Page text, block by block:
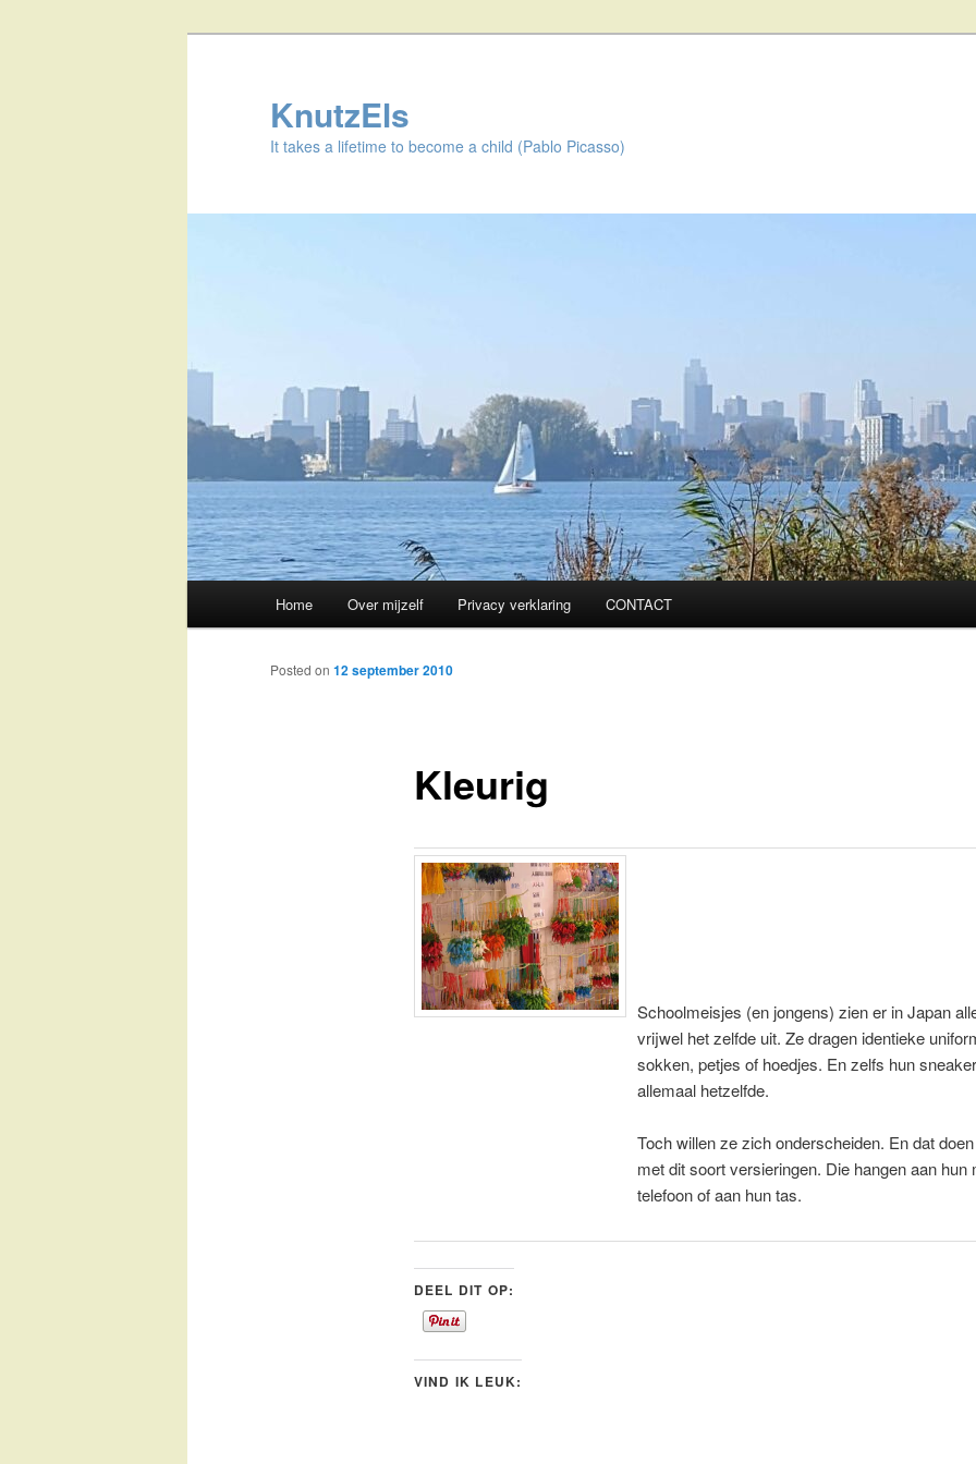
KnutzEls
It takes a lifetime to become a child (Pablo Picasso)
Skip
to
Home Over mijzelf Privacy verklaring CONTACT
Kleurig
Posted on 12 september 2010
Schoolmeisjes (en jongens) zien er in Japan
vrijwel het zelfde uit. Ze dragen identieke
sokken, petjes of hoedjes. En zelfs hun
allemaal hetzelfde.
Toch willen ze zich onderscheiden. En dat
met dit soort versieringen. Die hangen aan hun
telefoon of aan hun tas.
DEEL DIT OP:
VIND IK LEUK: